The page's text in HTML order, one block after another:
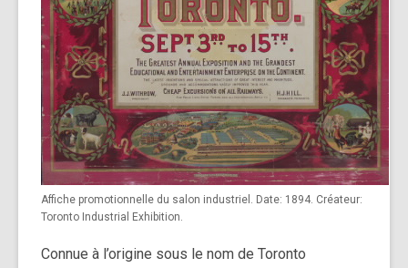
Affiche promotionnelle du salon industriel. Date: 1894. Créateur:
Toronto Industrial Exhibition.
Connue à l’origine sous le nom de Toronto